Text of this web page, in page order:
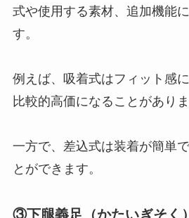
式や使用する素材、追加機能
す。
例えば、吸着式はフィット感
比較的高価になることがありま
一方で、差込式は装着が簡単
とができます。
③下腿義足（かたいぎそく）